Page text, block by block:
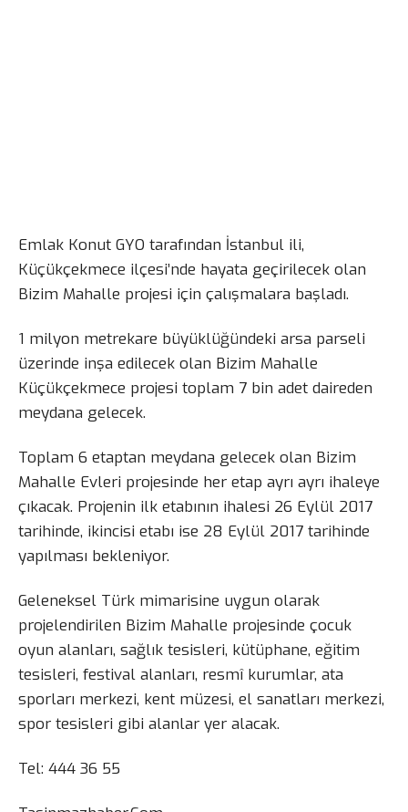
Emlak Konut GYO tarafından İstanbul ili,
Küçükçekmece ilçesi’nde hayata geçirilecek olan
Bizim Mahalle projesi için çalışmalara başladı.
1 milyon metrekare büyüklüğündeki arsa parseli
üzerinde inşa edilecek olan Bizim Mahalle
Küçükçekmece projesi toplam 7 bin adet daireden
meydana gelecek.
Toplam 6 etaptan meydana gelecek olan Bizim
Mahalle Evleri projesinde her etap ayrı ayrı ihaleye
çıkacak. Projenin ilk etabının ihalesi 26 Eylül 2017
tarihinde, ikincisi etabı ise 28 Eylül 2017 tarihinde
yapılması bekleniyor.
Geleneksel Türk mimarisine uygun olarak
projelendirilen Bizim Mahalle projesinde çocuk
oyun alanları, sağlık tesisleri, kütüphane, eğitim
tesisleri, festival alanları, resmî kurumlar, ata
sporları merkezi, kent müzesi, el sanatları merkezi,
spor tesisleri gibi alanlar yer alacak.
Tel: 444 36 55